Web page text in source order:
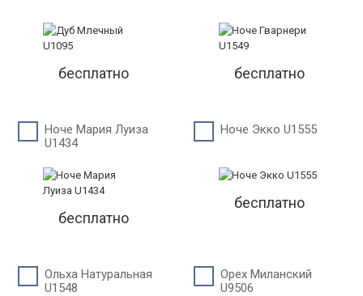
бесплатно бесплатно
Ноче Мария Луиза
U1434
бесплатно
Ноче Экко U1555
бесплатно
Ольха Натуральная
U1548
Орех Миланский
U9506